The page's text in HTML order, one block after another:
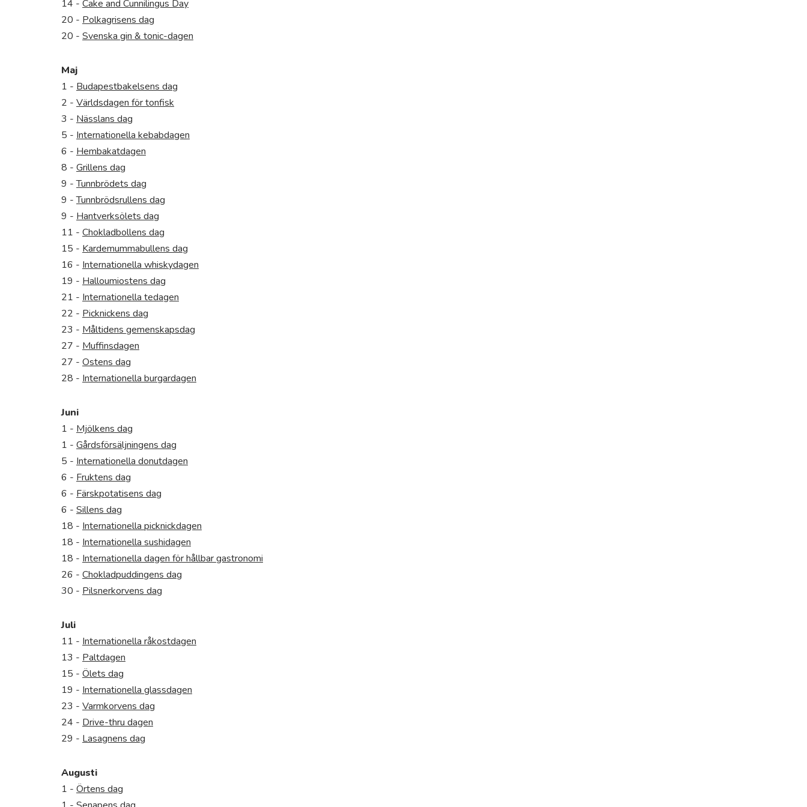
14 - Cake and Cunnilingus Day
20 - Polkagrisens dag
20 - Svenska gin & tonic-dagen
Maj
1 - Budapestbakelsens dag
2 - Världsdagen för tonfisk
3 - Nässlans dag
5 - Internationella kebabdagen
6 - Hembakatdagen
8 - Grillens dag
9 -Tunnbrödets dag
9 -Tunnbrödsrullens dag
9 - Hantverksölets dag
11 - Chokladbollens dag
15 - Kardemummabullens dag
16 - Internationella whiskydagen
19 - Halloumiostens dag
21 - Internationella tedagen
22 - Picknickens dag
23 - Måltidens gemenskapsdag
27 - Muffinsdagen
27 - Ostens dag
28 - Internationella burgardagen
Juni
1 - Mjölkens dag
1 - Gårdsförsäljningens dag
5 - Internationella donutdagen
6 - Fruktens dag
6 - Färskpotatisens dag
6 - Sillens dag
18 - Internationella picknickdagen
18 - Internationella sushidagen
18 - Internationella dagen för hållbar gastronomi
26 - Chokladpuddingens dag
30 - Pilsnerkorvens dag
Juli
11 - Internationella råkostdagen
13 - Paltdagen
15 - Ölets dag
19 - Internationella glassdagen
23 - Varmkorvens dag
24 - Drive-thru dagen
29 - Lasagnens dag
Augusti
1 - Örtens dag